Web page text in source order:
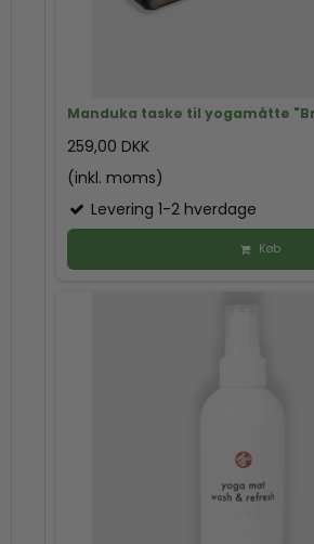
Manduka taske til yogamåtte
259,00 DKK
(inkl. moms)
Levering 1-2 hverdage
Køb